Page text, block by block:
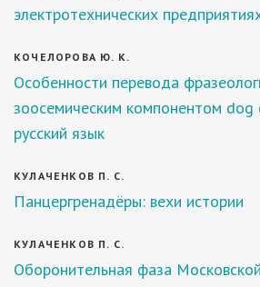
электротехнических
КОЧЕЛОРОВА Ю. К.
Особенности перевода
зоосемическим компонентом dog
русский язык
КУЛАЧЕНКОВ П. С.
Панцергренадёры: вехи истории
КУЛАЧЕНКОВ П. С.
Оборонительная фаза